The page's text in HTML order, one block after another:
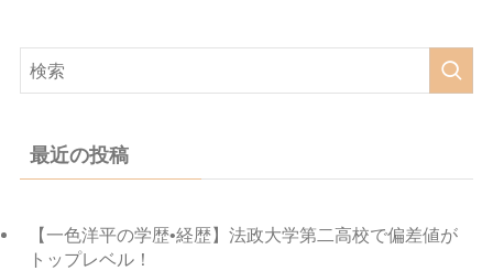
最近の投稿
【一色洋平の学歴•経歴】法政大学第二高校で偏差値が
トップレベル！